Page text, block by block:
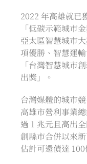
2022 年高雄就已
「低碳示範城市
亞太區智慧城市
項優勝、智慧運
「台灣智慧城市
出獎」。
台灣媒體的城市
高雄市營利事業
過 1 兆元且高出
創縣市合併以來
估計可還債達 100